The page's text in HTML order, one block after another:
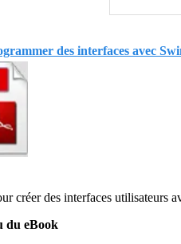
des interfaces avec
créer des interfaces utilisateurs
du eBook